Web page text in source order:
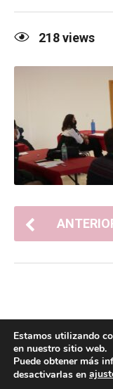
218views
POLÍTICA DE COOKIES
Estamos utilizando
en nuestro sitio web.
Puede obtener más
desactivarlas en